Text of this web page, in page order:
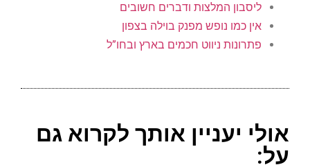
ליסבון המלצות ודברים חשובים
אין כמו נופש מפנק בוילה בצפון
פתרונות ניווט חכמים בארץ ובחו”ל
אולי יעניין אותך לקרוא גם
על: